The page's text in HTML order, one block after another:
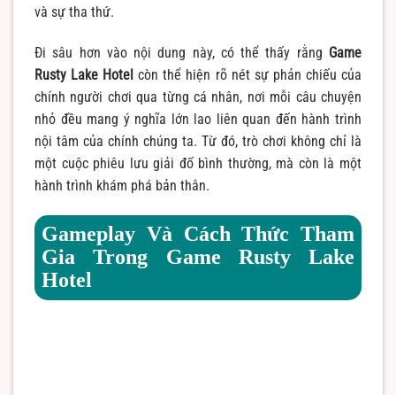
và sự tha thứ.
Đi sâu hơn vào nội dung này, có thể thấy rằng Game
Rusty Lake Hotel còn thể hiện rõ nét sự phản chiếu của
chính người chơi qua từng cá nhân, nơi mỗi câu chuyện
nhỏ đều mang ý nghĩa lớn lao liên quan đến hành trình
nội tâm của chính chúng ta. Từ đó, trò chơi không chỉ là
một cuộc phiêu lưu giải đố bình thường, mà còn là một
hành trình khám phá bản thân.
Gameplay Và Cách Thức Tham
Gia Trong Game Rusty Lake
Hotel